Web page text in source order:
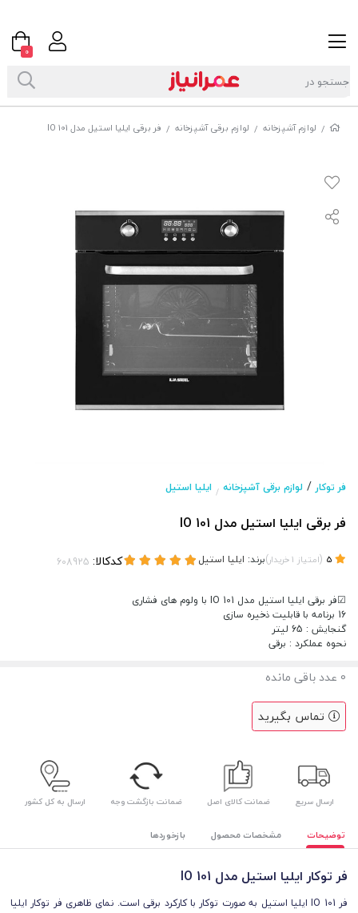
/ لوازم آشپزخانه / لوازم برقی آشپزخانه / فر برقی ایلیا استیل مدل IO 101
فر توکار/ لوازم برقی آشپزخانه / ایلیا استیل
فر برقی ایلیا استیل مدل IO 101
(امتیاز 1خریدار)برند: ایلیا استیل کدکالا:
☑فر برقی ایلیا استیل مدل IO 101 با ولوم های فشاری
16 برنامه با قابلیت ذخیره سازی
گنجایش : 65 لیتر
نحوه عملکرد : برقی
0 عدد باقی مانده
تماس بگیرید
ارسال سریع ضمانت کالای اصل ضمانت بازگشت وجه ارسال به کل کشور
توضیحات مشخصات محصول بازخوردها
فر توکار ایلیا استیل مدل IO 101
فر IO 101 ایلیا استیل به صورت توکار با کارکرد برقی است. نمای ظاهری فر توکار ایلیا
0